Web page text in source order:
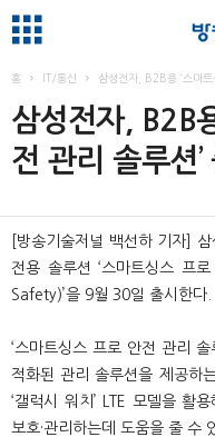
홈 IT/통신 삼성전자, B2B용 ‘스마트
삼성전자, B2B
전 관리 솔루션’
[방송기술저널 백선하 기자]
전용 솔루션 ‘스마트싱스 프
Safety)’을 9월 30일 출시한다.
‘스마트싱스 프로 안전 관리
적화된 관리 솔루션을 제공하
‘갤럭시 워치’ LTE 모델을 활
보호·관리하는데 도움을 줄 수